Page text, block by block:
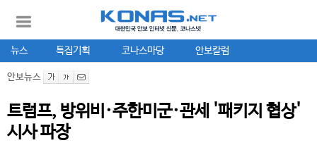
뉴스 특집기획 코나스마당 안보칼럼
안보뉴스
트럼프, 방위비·주한미군·관세 '패키지 협상'
시사 파장